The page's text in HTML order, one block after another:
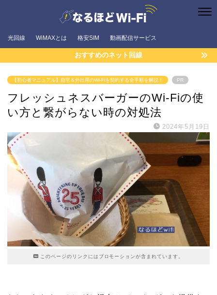
光回線 WiMAXとは 格安SIM 動画配信サービス
おすすめのネット回線
【初心者マニュアル】自宅＆外出用のWi-Fiを契約する全手順を解説！ PR
フレッシュネスバーガーのWi-Fiの使
い方と繋がらない時の対処法
2024年5月19日
このページのリンクにはプロモーションが含まれています。